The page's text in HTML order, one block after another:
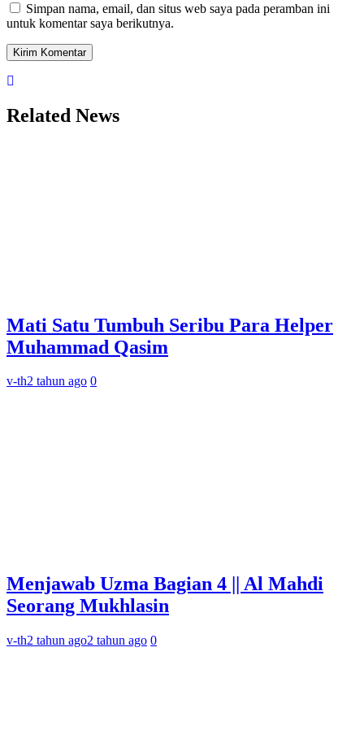
Simpan nama, email, dan situs web saya pada peramban ini
untuk komentar saya berikutnya.
Related News
Mati Satu Tumbuh Seribu Para Helper
Muhammad Qasim
v-th2 tahun ago 0
Menjawab Uzma Bagian 4 || Al Mahdi
Seorang Mukhlasin
v-th2 tahun ago2 tahun ago 0